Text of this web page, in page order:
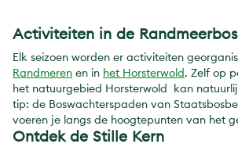
Activiteiten in de
Elk seizoen worden er activiteiten
Randmeren en in het Horsterwold. Zelf op
het natuurgebied Horsterwold kan
tip: de Boswachterspaden van
voeren je langs de hoogtepunten van het
Ontdek de Stille Kern